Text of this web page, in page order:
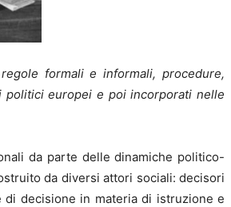
formali e informali, procedure,
politici europei e poi incorporati nelle
da parte delle dinamiche politico-
da diversi attori sociali: decisori
di decisione in materia di istruzione e